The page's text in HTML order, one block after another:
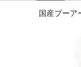
国産プーア